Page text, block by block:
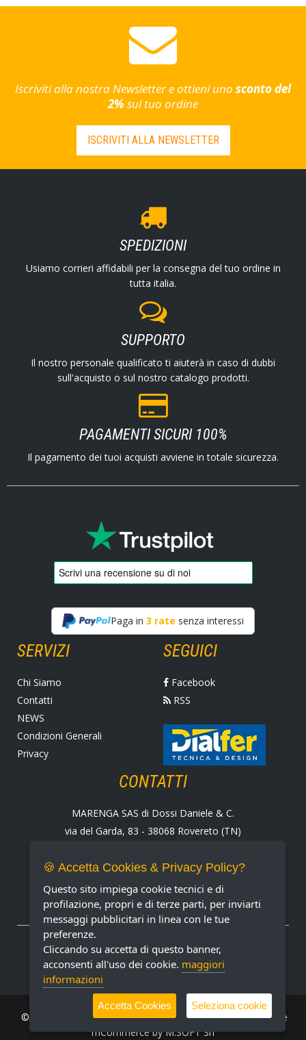
Iscriviti alla nostra Newsletter e ottieni uno sconto del
2% sul tuo ordine
ISCRIVITI ALLA NEWSLETTER
SPEDIZIONI
Usiamo corrieri affidabili per la consegna del tuo ordine in
tutta italia.
SUPPORTO
Il nostro personale qualificato ti aiuterà in caso di dubbi
sull'acquisto o sul nostro catalogo prodotti.
PAGAMENTI SICURI 100%
Il pagamento dei tuoi acquisti avviene in totale sicurezza.
Paga in 3 rate senza interessi
SERVIZI
Chi Siamo
Contatti
NEWS
Condizioni Generali
Privacy
SEGUICI
Facebook
RSS
CONTATTI
MARENGA SAS di Dossi Daniele & C.
via del Garda, 83 - 38068 Rovereto (TN)
Fax +39 0464 430938
E-mail: marenga@marenga.it
Partita IVA IT02232370227
METODI DI PAGAMENTO ACCETTATI
© MARENGA Srl 2022 All rights reserved. Design & Software
mCommerce byM.SOFT Srl
🍪 Accetta Cookies & Privacy Policy?
Questo sito impiega cookie tecnici e di
profilazione, propri e di terze parti, per inviarti
messaggi pubblicitari in linea con le tue
preferenze.
Cliccando su accetta di questo banner,
acconsenti all'uso dei cookie. maggiori
informazioni
Accetta Cookies Seleziona cookie